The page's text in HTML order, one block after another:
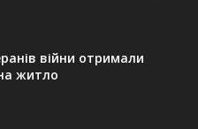
війни отримали
житло